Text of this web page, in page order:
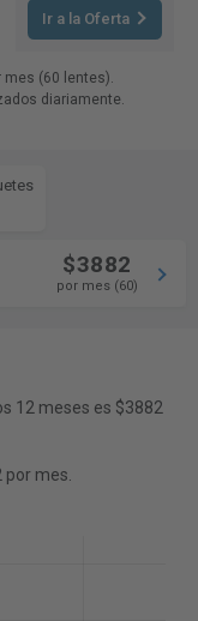
Ir a la Oferta
mes (60 lentes).
diariamente.
$3882
por mes (60)
12 meses es $3882
por mes.